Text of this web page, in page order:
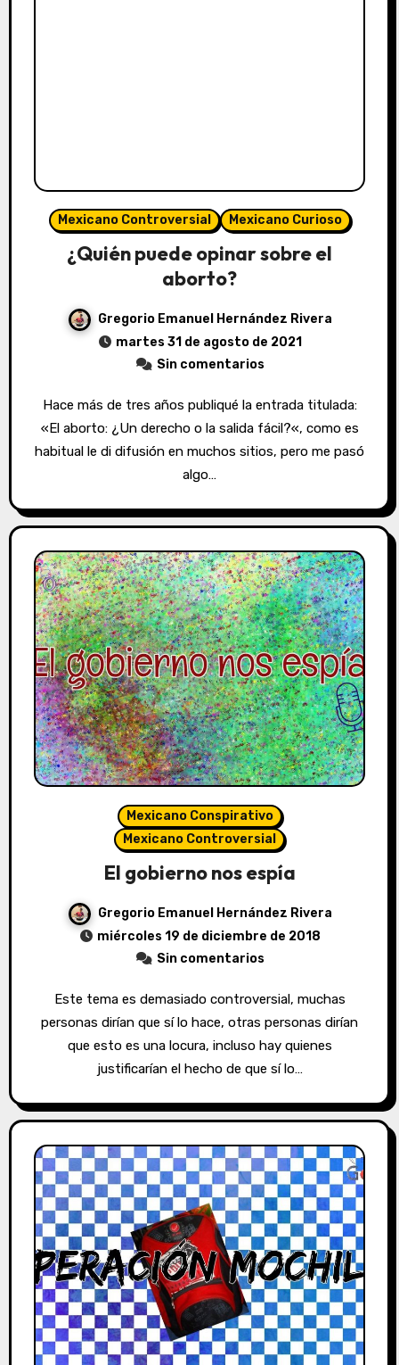
Mexicano Controversial Mexicano Curioso
¿Quién puede opinar sobre el
aborto?
Gregorio Emanuel Hernández Rivera
martes 31 de agosto de 2021
Sin comentarios
Hace más de tres años publiqué la entrada titulada:
«El aborto: ¿Un derecho o la salida fácil?«, como es
habitual le di difusión en muchos sitios, pero me pasó
algo…
Mexicano Conspirativo
Mexicano Controversial
El gobierno nos espía
Gregorio Emanuel Hernández Rivera
miércoles 19 de diciembre de 2018
Sin comentarios
Este tema es demasiado controversial, muchas
personas dirían que sí lo hace, otras personas dirían
que esto es una locura, incluso hay quienes
justificarían el hecho de que sí lo…